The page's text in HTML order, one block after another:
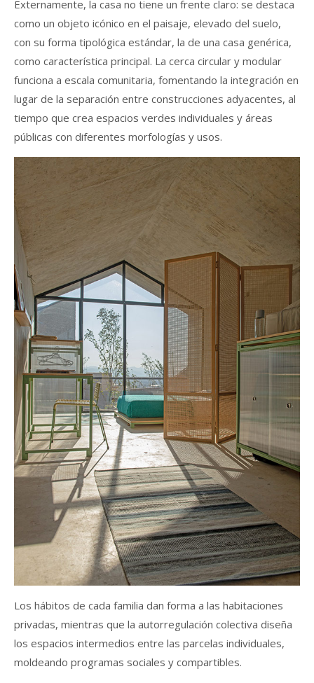
Externamente, la casa no tiene un frente claro: se destaca
como un objeto icónico en el paisaje, elevado del suelo,
con su forma tipológica estándar, la de una casa genérica,
como característica principal. La cerca circular y modular
funciona a escala comunitaria, fomentando la integración en
lugar de la separación entre construcciones adyacentes, al
tiempo que crea espacios verdes individuales y áreas
públicas con diferentes morfologías y usos.
Los hábitos de cada familia dan forma a las habitaciones
privadas, mientras que la autorregulación colectiva diseña
los espacios intermedios entre las parcelas individuales,
moldeando programas sociales y compartibles.